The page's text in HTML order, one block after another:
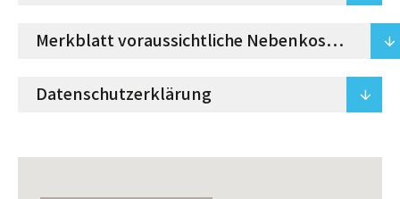
Merkblatt voraussichtliche Nebenkosten arrowdown
Datenschutzerklärung arrowdown